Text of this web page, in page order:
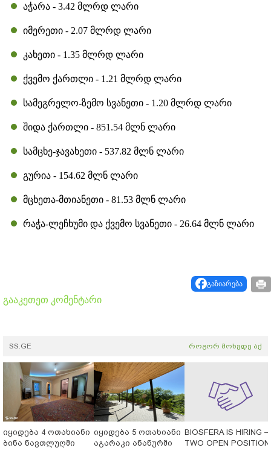
აჭარა - 3.42 მლრდ ლარი
იმერეთი - 2.07 მლრდ ლარი
კახეთი - 1.35 მლრდ ლარი
ქვემო ქართლი - 1.21 მლრდ ლარი
სამეგრელო-ზემო სვანეთი - 1.20 მლრდ ლარი
შიდა ქართლი - 851.54 მლნ ლარი
სამცხე-ჯავახეთი - 537.82 მლნ ლარი
გურია - 154.62 მლნ ლარი
მცხეთა-მთიანეთი - 81.53 მლნ ლარი
რაჭა-ლეჩხუმი და ქვემო სვანეთი - 26.64 მლნ ლარი
გაზიარება
გააკეთეთ კომენტარი
SS.GE როგორ მოხვდე აქ
იყიდება 4 ოთახიანი
ბინა ნავთლუღში
იყიდება 5 ოთახიანი
აგარაკი ანანურში
BIOSFERA IS HIRING
TWO OPEN